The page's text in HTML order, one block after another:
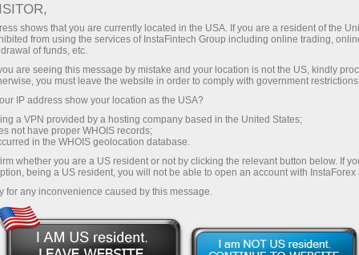
ประวัติศาสตร์ของบริษัท
InstaForex
InstaForex ก่อตั้งขึ้นในปี 2007 โดยกลุ่มบริษัท
InstaFintech ทางโบรกเกอร์ได้เซ็นสัญญากับ
MetaQuotes Software ที่เป็นผู้ให้บริการ
ซอฟต์แวร์ซื้อขายออนไลน์ชั้นนำหลังจากจด
ทะเบียน และผู้ให้บริการด้านข่าวรายใหญ่ที่สุด
อย่างเช่น eSignal, Reuters เป็นต้น ในช่วงเดือน
แรกของการบริหารงาน ทางโบรกเกอร์ได้ทำข้อ
ใหญ่หลายราย จึงทำให้มีการเข้าถึงตลาดแลก
เปลี่ยนเงินตราต่างประเทศ นี่เป็นจุดเริ่มต้นของ
shows that you are currently located in the USA. If you are a resident of the
from using the services of InstaFintech Group including online trading,
of funds, etc.
are seeing this message by mistake and your location is not the US, kindly
you must leave the website in order to comply with government
IP address show your location as the USA?
a VPN provided by a hosting company based in the United States;
not have proper WHOIS records;
in the WHOIS geolocation database.
whether you are a US resident or not by clicking the relevant button below. If
being a US resident, you will not be able to open an account with InstaForex
for any inconvenience caused by this message.